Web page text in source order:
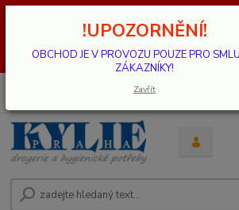
OBCHOD JE V PROVOZU
SMLUVNÍ
!UPOZORNĚNÍ!
OBCHOD JE V PROVOZU POUZE PRO
ZÁKAZNÍKY!
Zavřít